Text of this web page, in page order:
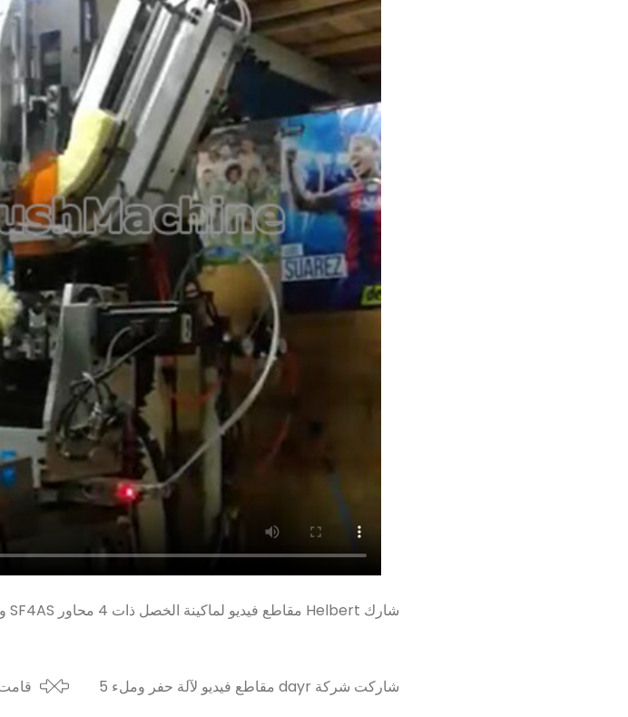
شارك Helbert مقاطع فيديو لماكينة الخصل ذات 4 محاور SF4AS وآلة تشذيب فرشاة المرحاض ATM5 لإنتاج فراشي المرحاض.
شاركت شركة dayr مقاطع فيديو لآلة حفر وملء 5